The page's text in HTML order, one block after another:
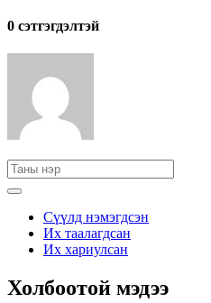
0 cэтгэгдэлтэй
Сүүлд нэмэгдсэн
Их таалагдсан
Их хариулсан
Холбоотой мэдээ